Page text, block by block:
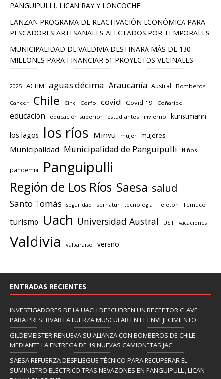
PANGUIPULLI, LICAN RAY Y LONCOCHE
LANZAN PROGRAMA DE REACTIVACIÓN ECONÓMICA PARA
PESCADORES ARTESANALES AFECTADOS POR TEMPORALES
MUNICIPALIDAD DE VALDIVIA DESTINARÁ MÁS DE 130
MILLONES PARA FINANCIAR 51 PROYECTOS VECINALES
2025 ACHM aguas décima Araucanía Austral Bomberos
Cancer Chile Cine Corfo covid Covid-19 Coñaripe
educación educación superior estudiantes invierno kunstmann
los lagos los ríos Minvu mujer mujeres
Municipalidad Municipalidad de Panguipulli Niños
pandemia Panguipulli
Región de Los Ríos Saesa salud
Santo Tomás seguridad sernatur tecnología Teletón Temuco
turismo Uach Universidad Austral UST vacaciones
Valdivia valparaiso verano
ENTRADAS RECIENTES
INVESTIGADORES DE LA UACH DESCUBREN UN RECEPTOR CLAVE
PARA PRESERVAR LA FUERZA MUSCULAR EN EL ENVEJECIMIENTO
GILDEMEISTER RENUEVA SU ALIANZA CON BOMBEROS DE CHILE
MEDIANTE LA ENTREGA DE 19 NUEVAS CAMIONETAS JAC
SAESA REFUERZA DESPLIEGUE TÉCNICO PARA RECUPERAR EL
SUMINISTRO ELÉCTRICO TRAS NEVAZONES EN PANGUIPULLI, LICAN